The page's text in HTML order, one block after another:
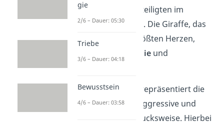
Bedürfnisse aller Beteiligten im
Vordergrund stehen. Die Giraffe, das
Landtier mit dem größten Herzen,
Empathieund
Achtsamkeit
Im Gegensatz dazu repräsentiert die
Wolfsspracheeine aggressive und
verurteilende Ausdrucksweise. Hierbei
gie
2/6 – Dauer: 05:30
Triebe
3/6 – Dauer: 04:18
Bewusstsein
4/6 – Dauer: 03:58